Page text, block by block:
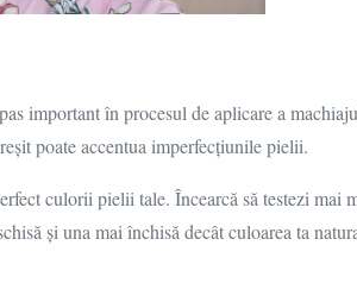
important în procesul de aplicare a
poate accentua imperfecțiunile pielii.
culorii pielii tale. Încearcă să testezi
și una mai închisă decât culoarea ta